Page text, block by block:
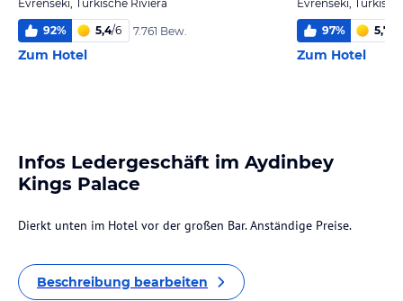
Evrenseki, Türkische Riviera
92% 5,4/6 7.761 Bew.
Zum Hotel
Evrenseki,
97% 5,7
Zum Hotel
Infos Ledergeschäft im Aydinbey
Kings Palace
Dierkt unten im Hotel vor der großen Bar. Anständige Preise.
Beschreibung bearbeiten